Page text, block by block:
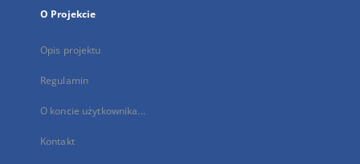
O Projekcie
Opis projektu
Regulamin
O koncie użytkownika...
Kontakt